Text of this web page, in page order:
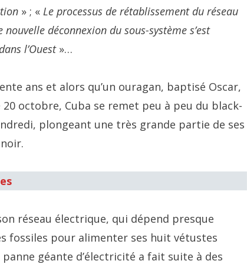
» ; « Le processus de rétablissement du réseau
nouvelle déconnexion du sous-système s’est
l’Ouest »…
ans et alors qu’un ouragan, baptisé Oscar,
octobre, Cuba se remet peu à peu du black-
plongeant une très grande partie de ses
réseau électrique, qui dépend presque
fossiles pour alimenter ses huit vétustes
géante d’électricité a fait suite à des